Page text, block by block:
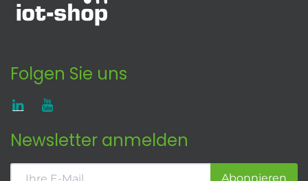
Folgen Sie uns
Newsletter anmelden
Abonnieren